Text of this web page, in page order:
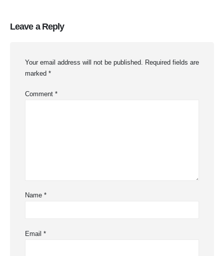
Leave a Reply
Your email address will not be published. Required fields are
marked *
Comment *
Name *
Email *